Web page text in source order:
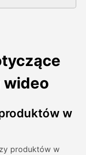
wideo
w
produktów w